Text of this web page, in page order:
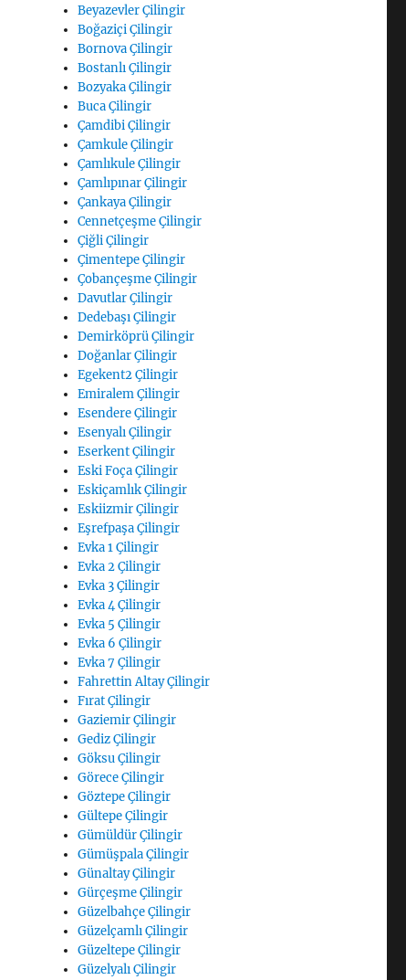
Beyazevler Çilingir
Boğaziçi Çilingir
Bornova Çilingir
Bostanlı Çilingir
Bozyaka Çilingir
Buca Çilingir
Çamdibi Çilingir
Çamkule Çilingir
Çamlıkule Çilingir
Çamlıpınar Çilingir
Çankaya Çilingir
Cennetçeşme Çilingir
Çiğli Çilingir
Çimentepe Çilingir
Çobançeşme Çilingir
Davutlar Çilingir
Dedebaşı Çilingir
Demirköprü Çilingir
Doğanlar Çilingir
Egekent2 Çilingir
Emiralem Çilingir
Esendere Çilingir
Esenyalı Çilingir
Eserkent Çilingir
Eski Foça Çilingir
Eskiçamlık Çilingir
Eskiizmir Çilingir
Eşrefpaşa Çilingir
Evka 1 Çilingir
Evka 2 Çilingir
Evka 3 Çilingir
Evka 4 Çilingir
Evka 5 Çilingir
Evka 6 Çilingir
Evka 7 Çilingir
Fahrettin Altay Çilingir
Fırat Çilingir
Gaziemir Çilingir
Gediz Çilingir
Göksu Çilingir
Görece Çilingir
Göztepe Çilingir
Gültepe Çilingir
Gümüldür Çilingir
Gümüşpala Çilingir
Günaltay Çilingir
Gürçeşme Çilingir
Güzelbahçe Çilingir
Güzelçamlı Çilingir
Güzeltepe Çilingir
Güzelyalı Çilingir